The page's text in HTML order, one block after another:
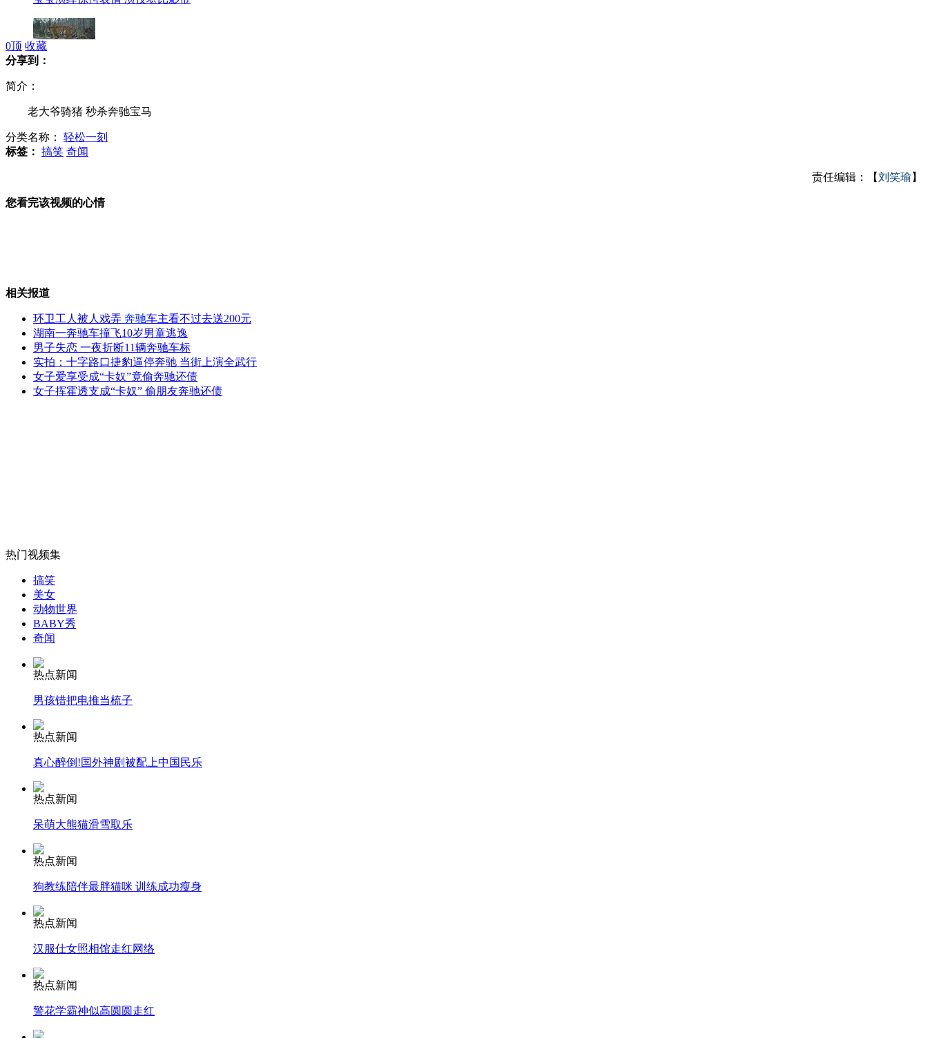
伦敦居民反对楼顶布奥运安保导弹
监控记录:男子快餐店抢手机过程
调查南昌部分学校为何收集男童尿
女孩北京地铁殴打老人 痛下狠手拳打脚踢
无痛分娩是否安全 医生回应
外交部：反对强权政治霸凌主义
外交部：有关国家言论片面不公正
安徽一实载49人客车翻车
走！跟着总书记去植树
消防员救轻生者 花炮节热闹非凡 减压"枕头大战"
纽约上演“枕头大战”
司机酒驾遇交警 急速倒车逃窜
0顶 收藏
分享到：
简介：
老大爷骑猪 秒杀奔驰宝马
分类名称： 轻松一刻
标签： 搞笑 奇闻
责任编辑：【刘笑瑜 】
您看完该视频的心情
相关报道
环卫工人被人戏弄 奔驰车主看不过去送200元
湖南一奔驰车撞飞10岁男童逃逸
男子失恋 一夜折断11辆奔驰车标
实拍：十字路口捷豹逼停奔驰 当街上演全武行
女子爱享受成“卡奴”竟偷奔驰还债
女子挥霍透支成“卡奴” 偷朋友奔驰还债
热门视频集
搞笑
美女
动物世界
BABY秀
奇闻
热点新闻
男孩错把电推当梳子
热点新闻
真心醉倒!国外神剧被配上中国民乐
热点新闻
呆萌大熊猫滑雪取乐
热点新闻
狗教练陪伴最胖猫咪 训练成功瘦身
热点新闻
汉服仕女照相馆走红网络
热点新闻
警花学霸神似高圆圆走红